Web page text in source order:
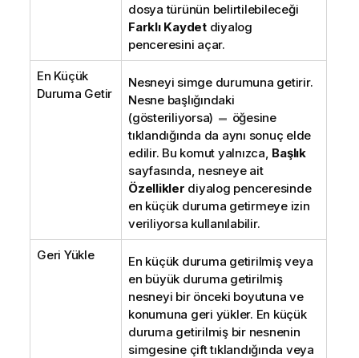
dosya türünün belirtilebileceği
Farklı Kaydetdiyalog
penceresini açar.
En Küçük
Duruma Getir
Nesneyi simge durumuna getirir.
Nesne başlığındaki
(gösteriliyorsa)
öğesine
tıklandığında da aynı sonuç elde
edilir. Bu komut yalnızca, Başlık
sayfasında, nesneye ait
Özellikler diyalog penceresinde
en küçük duruma getirmeye izin
veriliyorsa kullanılabilir.
Geri Yükle
En küçük duruma getirilmiş veya
en büyük duruma getirilmiş
nesneyi bir önceki boyutuna ve
konumuna geri yükler. En küçük
duruma getirilmiş bir nesnenin
simgesine çift tıklandığında veya